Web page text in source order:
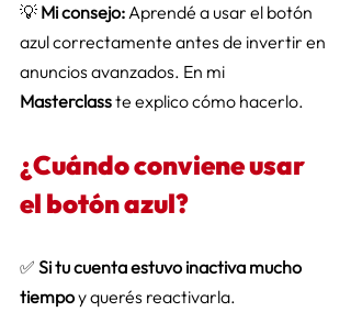
💡 Mi consejo: Aprendé a usar el botón
azul correctamente antes de invertir en
anuncios avanzados. En mi
Masterclass te explico cómo hacerlo.
¿Cuándo conviene usar
el botón azul?
✅ Si tu cuenta estuvo inactiva mucho
tiempo y querés reactivarla.